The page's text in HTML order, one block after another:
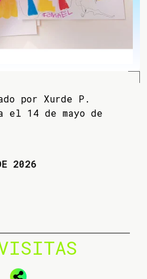
por Xurde P.
el 14 de mayo de
2026